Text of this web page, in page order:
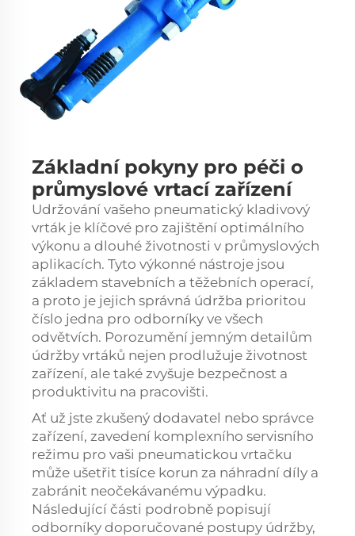
Základní pokyny pro péči o
průmyslové vrtací zařízení
Udržování vašeho pneumatický kladivový
vrták je klíčové pro zajištění optimálního
výkonu a dlouhé životnosti v průmyslových
aplikacích. Tyto výkonné nástroje jsou
základem stavebních a těžebních operací,
a proto je jejich správná údržba prioritou
číslo jedna pro odborníky ve všech
odvětvích. Porozumění jemným detailům
údržby vrtáků nejen prodlužuje životnost
zařízení, ale také zvyšuje bezpečnost a
produktivitu na pracovišti.
Ať už jste zkušený dodavatel nebo správce
zařízení, zavedení komplexního servisního
režimu pro vaši pneumatickou vrtačku
může ušetřit tisíce korun za náhradní díly a
zabránit neočekávanému výpadku.
Následující části podrobně popisují
odborníky doporučované postupy údržby,